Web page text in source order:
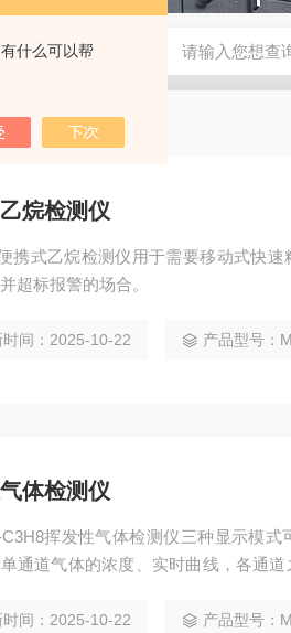
什么可以帮
JES-MS400W-C2H8N2偏二甲肼气体
烷检测仪
携式乙烷检测仪用于需要移动式快
超标报警的场合。
时间：2025-10-22 产品型号：
体检测仪
C3H8挥发性气体检测仪三种显示模
通道气体的浓度、实时曲线，各通
时间：2025-10-22 产品型号：